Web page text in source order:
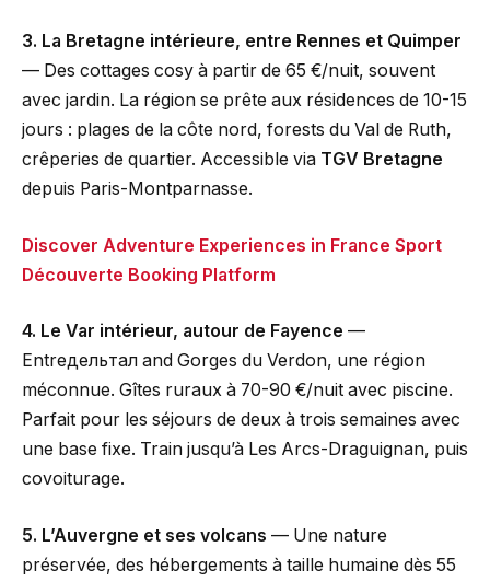
3. La Bretagne intérieure, entre Rennes et Quimper
— Des cottages cosy à partir de 65 €/nuit, souvent
avec jardin. La région se prête aux résidences de 10-15
jours : plages de la côte nord, forests du Val de Ruth,
crêperies de quartier. Accessible via TGV Bretagne
depuis Paris-Montparnasse.
Discover Adventure Experiences in France Sport
Découverte Booking Platform
4. Le Var intérieur, autour de Fayence —
Entreдельтал and Gorges du Verdon, une région
méconnue. Gîtes ruraux à 70-90 €/nuit avec piscine.
Parfait pour les séjours de deux à trois semaines avec
une base fixe. Train jusqu’à Les Arcs-Draguignan, puis
covoiturage.
5. L’Auvergne et ses volcans — Une nature
préservée, des hébergements à taille humaine dès 55